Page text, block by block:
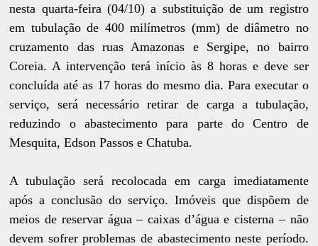
nesta quarta-feira (04/10) a substituição de um registro
em tubulação de 400 milímetros (mm) de diâmetro no
cruzamento das ruas Amazonas e Sergipe, no bairro
Coreia. A intervenção terá início às 8 horas e deve ser
concluída até as 17 horas do mesmo dia. Para executar o
serviço, será necessário retirar de carga a tubulação,
reduzindo o abastecimento para parte do Centro de
Mesquita, Edson Passos e Chatuba.
A tubulação será recolocada em carga imediatamente
após a conclusão do serviço. Imóveis que dispõem de
meios de reservar água – caixas d’água e cisterna – não
devem sofrer problemas de abastecimento neste período.